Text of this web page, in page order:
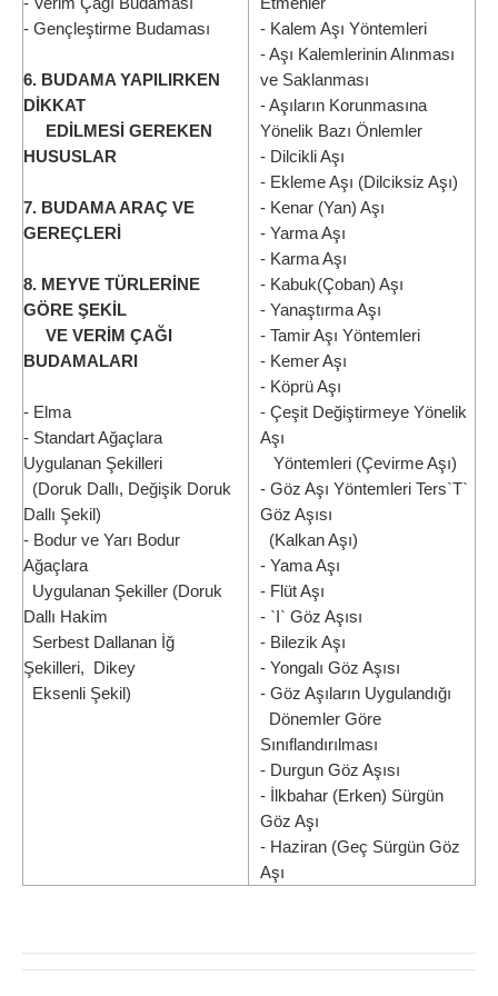
- Gençleştirme Budaması
6. BUDAMA YAPILIRKEN
DİKKAT
EDİLMESİ GEREKEN
HUSUSLAR
7. BUDAMA ARAÇ VE
GEREÇLERİ
8. MEYVE TÜRLERİNE
GÖRE ŞEKİL
VE VERİM ÇAĞI
BUDAMALARI
- Elma
- Standart Ağaçlara
Uygulanan Şekilleri
(Doruk Dallı, Değişik Doruk
Dallı Şekil)
- Bodur ve Yarı Bodur
Ağaçlara
Uygulanan Şekiller (Doruk
Dallı Hakim
Serbest Dallanan İğ
Şekilleri, Dikey
Eksenli Şekil)
- Kalem Aşı Yöntemleri
- Aşı Kalemlerinin Alınması
ve Saklanması
- Aşıların Korunmasına
Yönelik Bazı Önlemler
- Dilcikli Aşı
- Ekleme Aşı (Dilciksiz Aşı)
- Kenar (Yan) Aşı
- Yarma Aşı
- Karma Aşı
- Kabuk(Çoban) Aşı
- Yanaştırma Aşı
- Tamir Aşı Yöntemleri
- Kemer Aşı
- Köprü Aşı
- Çeşit Değiştirmeye Yönelik
Aşı
Yöntemleri (Çevirme Aşı)
- Göz Aşı Yöntemleri Ters`T`
Göz Aşısı
(Kalkan Aşı)
- Yama Aşı
- Flüt Aşı
- `I` Göz Aşısı
- Bilezik Aşı
- Yongalı Göz Aşısı
- Göz Aşıların Uygulandığı
Dönemler Göre
Sınıflandırılması
- Durgun Göz Aşısı
- İlkbahar (Erken) Sürgün
Göz Aşı
- Haziran (Geç Sürgün Göz
Aşı